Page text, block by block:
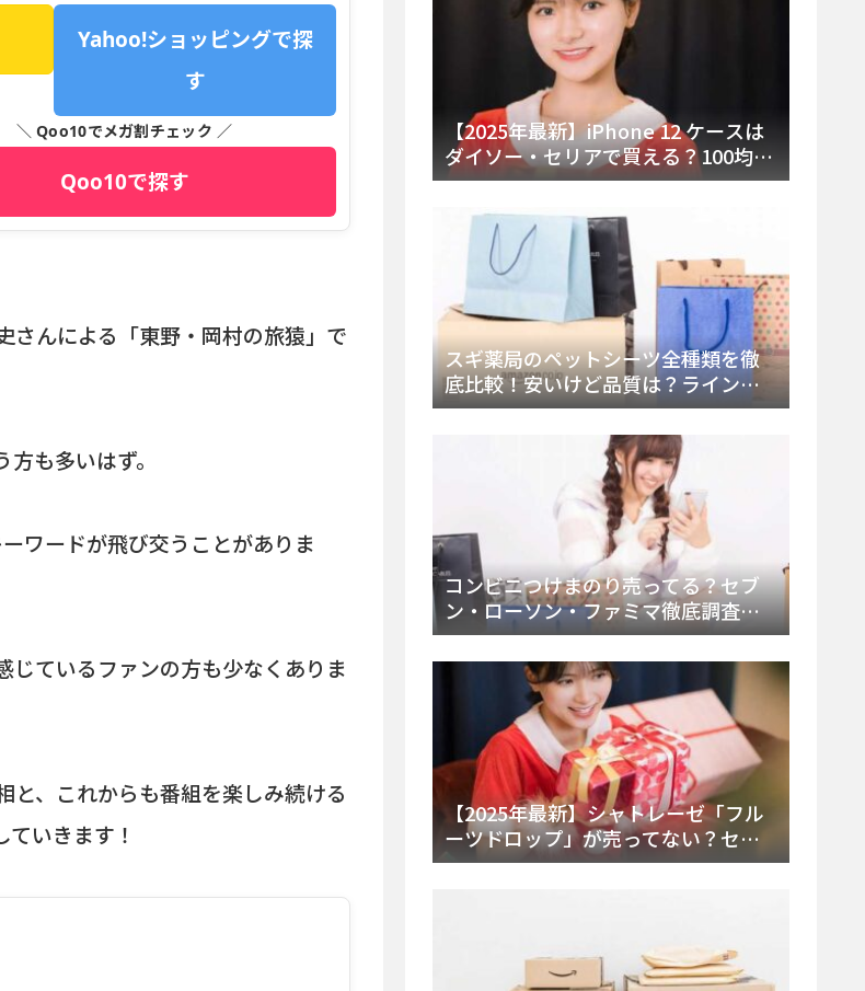
Yahoo!ショッピングで探
す
＼ Qoo10でメガ割チェック ／
Qoo10で探す
さんによる「東野・岡村の旅猿」で
も多いはず。
ワードが飛び交うことがありま
じているファンの方も少なくありま
、これからも番組を楽しみ続ける
いきます！
【2025年最新】iPhone 12 ケースは
ダイソー・セリアで買える？100均の
在庫状況と失敗しない選び方を徹底
解説！
スギ薬局のペットシーツ全種類を徹
底比較！安いけど品質は？ラインナ
ップと販売店（Amazon・楽天含む）
コンビニつけまのり売ってる？セブ
ン・ローソン・ファミマ徹底調査！
ドンキや薬局、Amazon楽天で買う方
法まとめ
【2025年最新】シャトレーゼ「フル
ーツドロップ」が売ってない？セブ
ンでの販売終了理由と代替アイスを